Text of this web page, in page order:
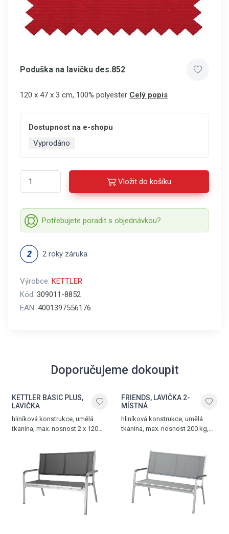
Poduška na lavičku des.852
120 x 47 x 3 cm, 100% polyester Celý popis
Dostupnost na e-shopu
Vyprodáno
Vložit do košíku
Potřebujete poradit s objednávkou?
2 roky záruka
Výrobce: KETTLER
Kód: 309011-8852
EAN: 4001397556176
Doporučujeme dokoupit
KETTLER BASIC PLUS,
LAVIČKA
hliníková konstrukce, umělá
tkanina, max. nosnost 2 x 120
FRIENDS, LAVIČKA 2-
MÍSTNÁ
hliníková konstrukce, umělá
tkanina, max. nosnost 200 kg,
antracitově šedá